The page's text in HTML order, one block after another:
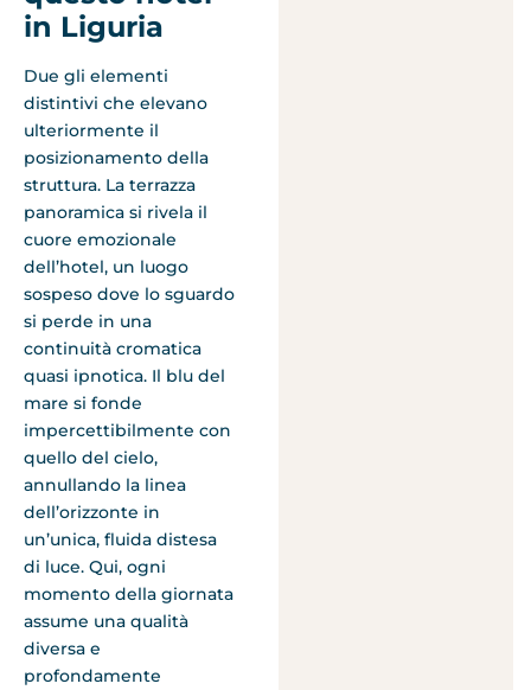
in Liguria
Due gli elementi
distintivi che elevano
ulteriormente il
posizionamento della
struttura. La terrazza
panoramica si rivela il
cuore emozionale
dell’hotel, un luogo
sospeso dove lo sguardo
si perde in una
continuità cromatica
quasi ipnotica. Il blu del
mare si fonde
impercettibilmente con
quello del cielo,
annullando la linea
dell’orizzonte in
un’unica, fluida distesa
di luce. Qui, ogni
momento della giornata
assume una qualità
diversa e
profondamente